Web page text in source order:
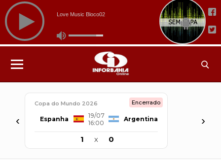
‹
Copa do Mundo 2026 Encerrado
Espanha
19/07
16:00
Argentina
1 x 0
›